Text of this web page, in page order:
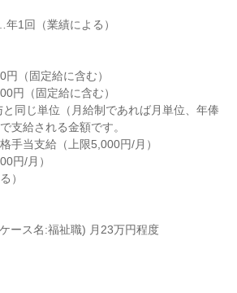
1回（業績による）
円（固定給に含む）
円（固定給に含む）
支給される金額です。
手当支給（上限5,000円/月）
円/月）
）
ース名:福祉職) 月23万円程度